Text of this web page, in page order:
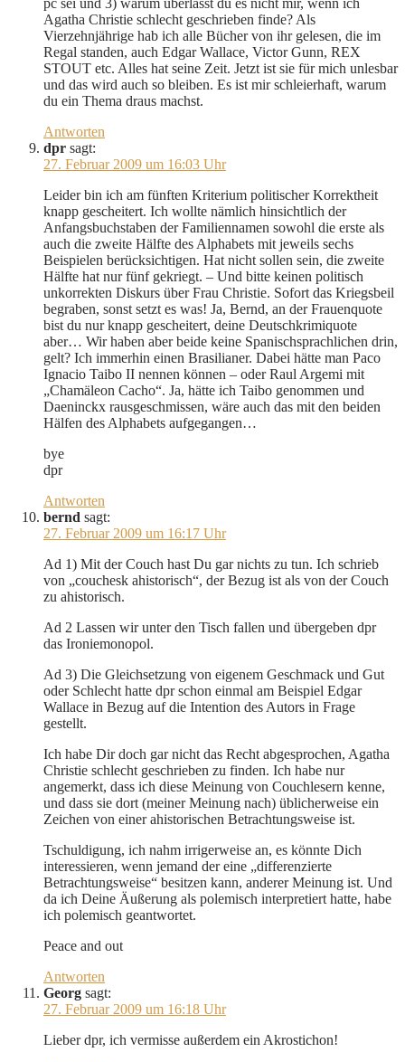
pc sei und 3) warum überlässt du es nicht mir, wenn ich
Agatha Christie schlecht geschrieben finde? Als
Vierzehnjährige hab ich alle Bücher von ihr gelesen, die im
Regal standen, auch Edgar Wallace, Victor Gunn, REX
STOUT etc. Alles hat seine Zeit. Jetzt ist sie für mich unlesbar
und das wird auch so bleiben. Es ist mir schleierhaft, warum
du ein Thema draus machst.
Antworten
dpr sagt:
27. Februar 2009 um 16:03 Uhr
Leider bin ich am fünften Kriterium politischer Korrektheit
knapp gescheitert. Ich wollte nämlich hinsichtlich der
Anfangsbuchstaben der Familiennamen sowohl die erste als
auch die zweite Hälfte des Alphabets mit jeweils sechs
Beispielen berücksichtigen. Hat nicht sollen sein, die zweite
Hälfte hat nur fünf gekriegt. – Und bitte keinen politisch
unkorrekten Diskurs über Frau Christie. Sofort das Kriegsbeil
begraben, sonst setzt es was! Ja, Bernd, an der Frauenquote
bist du nur knapp gescheitert, deine Deutschkrimiquote
aber… Wir haben aber beide keine Spanischsprachlichen drin,
gelt? Ich immerhin einen Brasilianer. Dabei hätte man Paco
Ignacio Taibo II nennen können – oder Raul Argemi mit
„Chamäleon Cacho“. Ja, hätte ich Taibo genommen und
Daeninckx rausgeschmissen, wäre auch das mit den beiden
Hälfen des Alphabets aufgegangen…
bye
dpr
Antworten
bernd sagt:
27. Februar 2009 um 16:17 Uhr
Ad 1) Mit der Couch hast Du gar nichts zu tun. Ich schrieb
von „couchesk ahistorisch“, der Bezug ist als von der Couch
zu ahistorisch.
Ad 2 Lassen wir unter den Tisch fallen und übergeben dpr
das Ironiemonopol.
Ad 3) Die Gleichsetzung von eigenem Geschmack und Gut
oder Schlecht hatte dpr schon einmal am Beispiel Edgar
Wallace in Bezug auf die Intention des Autors in Frage
gestellt.
Ich habe Dir doch gar nicht das Recht abgesprochen, Agatha
Christie schlecht geschrieben zu finden. Ich habe nur
angemerkt, dass ich diese Meinung von Couchlesern kenne,
und dass sie dort (meiner Meinung nach) üblicherweise ein
Zeichen von einer ahistorischen Betrachtungsweise ist.
Tschuldigung, ich nahm irrigerweise an, es könnte Dich
interessieren, wenn jemand der eine „differenzierte
Betrachtungsweise“ besitzen kann, anderer Meinung ist. Und
da ich Deine Äußerung als polemisch interpretiert hatte, habe
ich polemisch geantwortet.
Peace and out
Antworten
Georg sagt:
27. Februar 2009 um 16:18 Uhr
Lieber dpr, ich vermisse außerdem ein Akrostichon!